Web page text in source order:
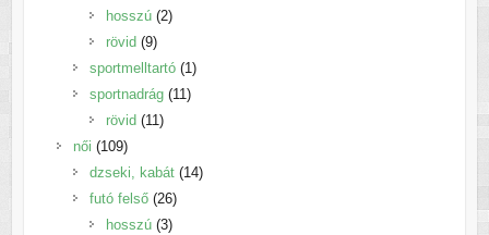
termék
hosszú 22
rövid 99
termék
sportmelltartó 11
termék
sportnadrág 1111
rövid 1111
női 109109
termék
dzseki, kabát 1414
futó felső 2626
termék
hosszú 33